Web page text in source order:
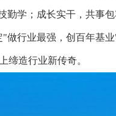
勤学；成长实干，共事
做行业最强，创百年基
缔造行业新传奇。